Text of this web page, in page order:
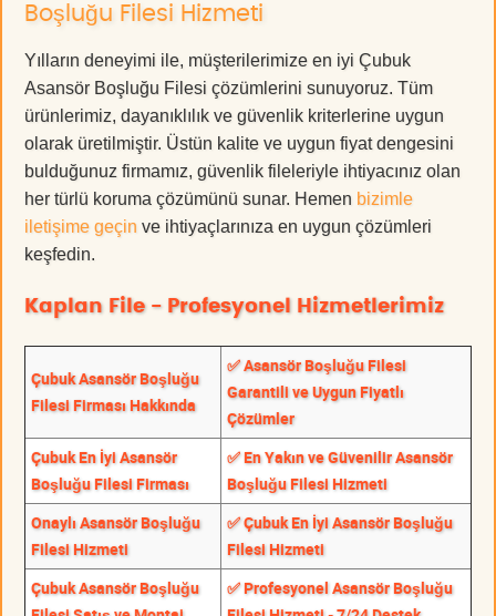
Boşluğu Filesi Hizmeti
Yılların deneyimi ile, müşterilerimize en iyi Çubuk
Asansör Boşluğu Filesi çözümlerini sunuyoruz. Tüm
ürünlerimiz, dayanıklılık ve güvenlik kriterlerine uygun
olarak üretilmiştir. Üstün kalite ve uygun fiyat dengesini
bulduğunuz firmamız, güvenlik fileleriyle ihtiyacınız olan
her türlü koruma çözümünü sunar. Hemen bizimle
iletişime geçin ve ihtiyaçlarınıza en uygun çözümleri
keşfedin.
Kaplan File - Profesyonel Hizmetlerimiz
Çubuk Asansör Boşluğu
Filesi Firması Hakkında
✅ Asansör Boşluğu Filesi
Garantili ve Uygun Fiyatlı
Çözümler
Çubuk En İyi Asansör
Boşluğu Filesi Firması
✅ En Yakın ve Güvenilir Asansör
Boşluğu Filesi Hizmeti
Onaylı Asansör Boşluğu
Filesi Hizmeti
✅ Çubuk En İyi Asansör Boşluğu
Filesi Hizmeti
Çubuk Asansör Boşluğu
✅ Profesyonel Asansör Boşluğu